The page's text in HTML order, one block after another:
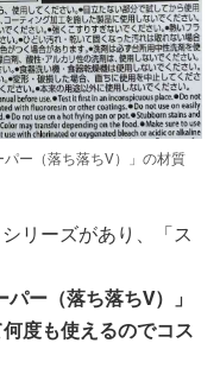
ー（落ち落ちV）」の材質
リーズがあり、「ス
ー（落ち落ちV）」
度も使えるのでコス